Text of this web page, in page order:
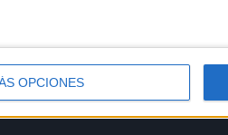
OPCIONES